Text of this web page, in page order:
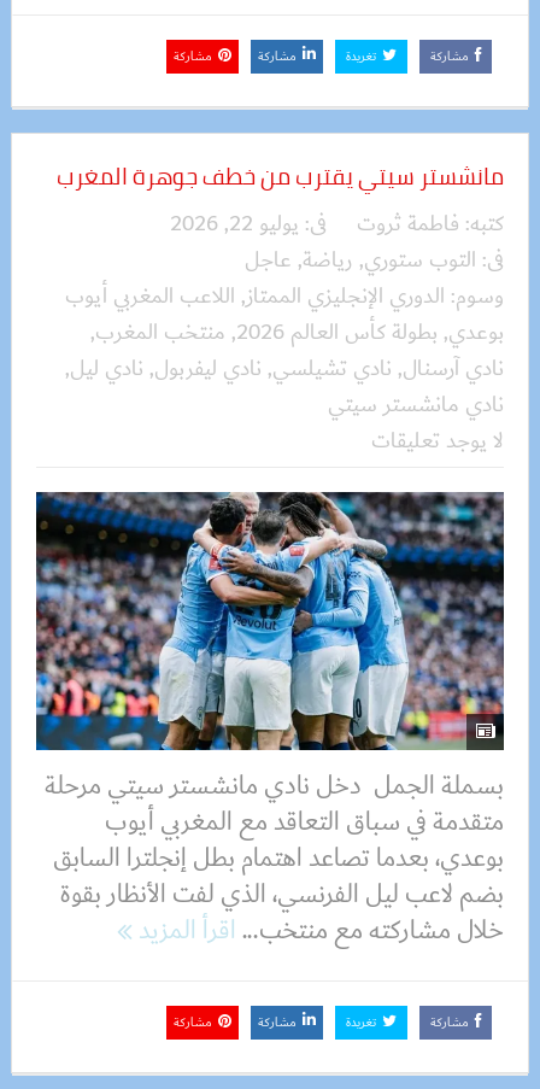
مشاركة تغريدة مشاركة مشاركة
مانشستر سيتي يقترب من خطف جوهرة المغرب
كتبه: فاطمة ثروت فى: يوليو 22, 2026
فى: التوب ستوري, رياضة, عاجل
وسوم: الدوري الإنجليزي الممتاز, اللاعب المغربي أيوب
بوعدي, بطولة كأس العالم 2026 , منتخب المغرب,
نادي آرسنال, نادي تشيلسي, نادي ليفربول, نادي ليل,
نادي مانشستر سيتي
لا يوجد تعليقات
بسملة الجمل دخل نادي مانشستر سيتي مرحلة
متقدمة في سباق التعاقد مع المغربي أيوب
بوعدي، بعدما تصاعد اهتمام بطل إنجلترا السابق
بضم لاعب ليل الفرنسي، الذي لفت الأنظار بقوة
خلال مشاركته مع منتخب...اقرأ المزيد
مشاركة تغريدة مشاركة مشاركة